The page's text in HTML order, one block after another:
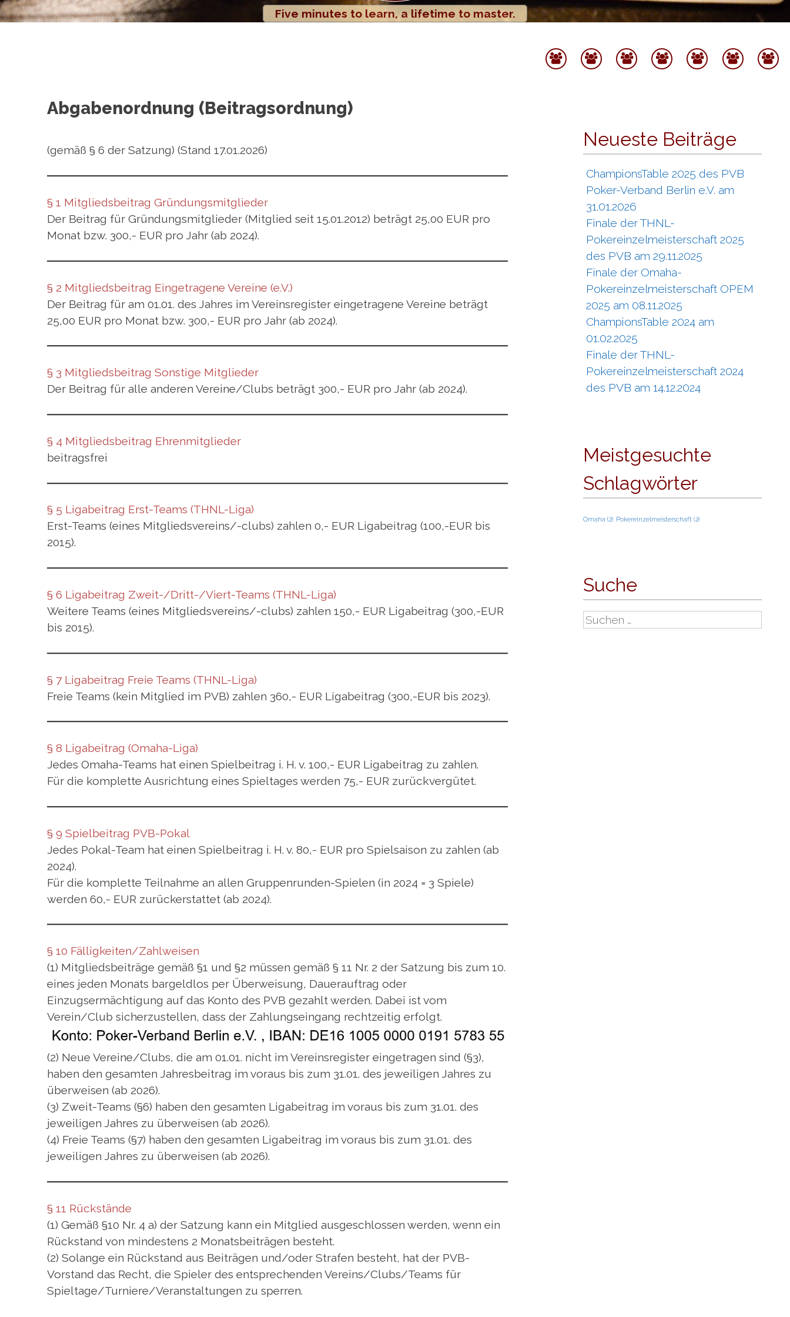
Five minutes to learn, a lifetime to master.
Archiv
Berlin
&
Abgabenordnung (Beitragsordnung)
(gemäß § 6 der Satzung) (Stand 17.01.2026)
§ 1 Mitgliedsbeitrag Gründungsmitglieder
Der Beitrag für Gründungsmitglieder (Mitglied seit 15.01.2012) beträgt 25,00 EUR pro
Monat bzw. 300,- EUR pro Jahr (ab 2024).
§ 2 Mitgliedsbeitrag Eingetragene Vereine (e.V.)
Der Beitrag für am 01.01. des Jahres im Vereinsregister eingetragene Vereine beträgt
25,00 EUR pro Monat bzw. 300,- EUR pro Jahr (ab 2024).
§ 3 Mitgliedsbeitrag Sonstige Mitglieder
Der Beitrag für alle anderen Vereine/Clubs beträgt 300,- EUR pro Jahr (ab 2024).
§ 4 Mitgliedsbeitrag Ehrenmitglieder
beitragsfrei
§ 5 Ligabeitrag Erst-Teams (THNL-Liga)
Erst-Teams (eines Mitgliedsvereins/-clubs) zahlen 0,- EUR Ligabeitrag (100,-EUR bis
2015).
§ 6 Ligabeitrag Zweit-/Dritt-/Viert-Teams (THNL-Liga)
Weitere Teams (eines Mitgliedsvereins/-clubs) zahlen 150,- EUR Ligabeitrag (300,-EUR
bis 2015).
§ 7 Ligabeitrag Freie Teams (THNL-Liga)
Freie Teams (kein Mitglied im PVB) zahlen 360,- EUR Ligabeitrag (300,-EUR bis 2023).
§ 8 Ligabeitrag (Omaha-Liga)
Jedes Omaha-Teams hat einen Spielbeitrag i. H. v. 100,- EUR Ligabeitrag zu zahlen.
Für die komplette Ausrichtung eines Spieltages werden 75,- EUR zurückvergütet.
§ 9 Spielbeitrag PVB-Pokal
Jedes Pokal-Team hat einen Spielbeitrag i. H. v. 80,- EUR pro Spielsaison zu zahlen (ab
2024).
Für die komplette Teilnahme an allen Gruppenrunden-Spielen (in 2024 = 3 Spiele)
werden 60,- EUR zurückerstattet (ab 2024).
§ 10 Fälligkeiten/Zahlweisen
(1) Mitgliedsbeiträge gemäß §1 und §2 müssen gemäß § 11 Nr. 2 der Satzung bis zum 10.
eines jeden Monats bargeldlos per Überweisung, Dauerauftrag oder
Einzugsermächtigung auf das Konto des PVB gezahlt werden. Dabei ist vom
Verein/Club sicherzustellen, dass der Zahlungseingang rechtzeitig erfolgt.
(2) Neue Vereine/Clubs, die am 01.01. nicht im Vereinsregister eingetragen sind (§3),
haben den gesamten Jahresbeitrag im voraus bis zum 31.01. des jeweiligen Jahres zu
überweisen (ab 2026).
(3) Zweit-Teams (§6) haben den gesamten Ligabeitrag im voraus bis zum 31.01. des
jeweiligen Jahres zu überweisen (ab 2026).
(4) Freie Teams (§7) haben den gesamten Ligabeitrag im voraus bis zum 31.01. des
jeweiligen Jahres zu überweisen (ab 2026).
§ 11 Rückstände
(1) Gemäß §10 Nr. 4 a) der Satzung kann ein Mitglied ausgeschlossen werden, wenn ein
Rückstand von mindestens 2 Monatsbeiträgen besteht.
(2) Solange ein Rückstand aus Beiträgen und/oder Strafen besteht, hat der PVB-
Vorstand das Recht, die Spieler des entsprechenden Vereins/Clubs/Teams für
Spieltage/Turniere/Veranstaltungen zu sperren.
Neueste Beiträge
ChampionsTable 2025 des PVB
Poker-Verband Berlin e.V. am
31.01.2026
Finale der THNL-
Pokereinzelmeisterschaft 2025
des PVB am 29.11.2025
Finale der Omaha-
Pokereinzelmeisterschaft OPEM
2025 am 08.11.2025
ChampionsTable 2024 am
01.02.2025
Finale der THNL-
Pokereinzelmeisterschaft 2024
des PVB am 14.12.2024
Meistgesuchte
Schlagwörter
Omaha (2) Pokereinzelmeisterschaft (2)
Suche